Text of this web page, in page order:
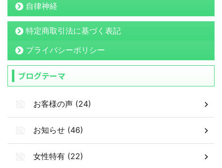
自律神経
特定商取引法に基づく表記
プライバシーポリシー
ブログテーマ
お客様の声 (24)
お知らせ (46)
女性特有 (22)